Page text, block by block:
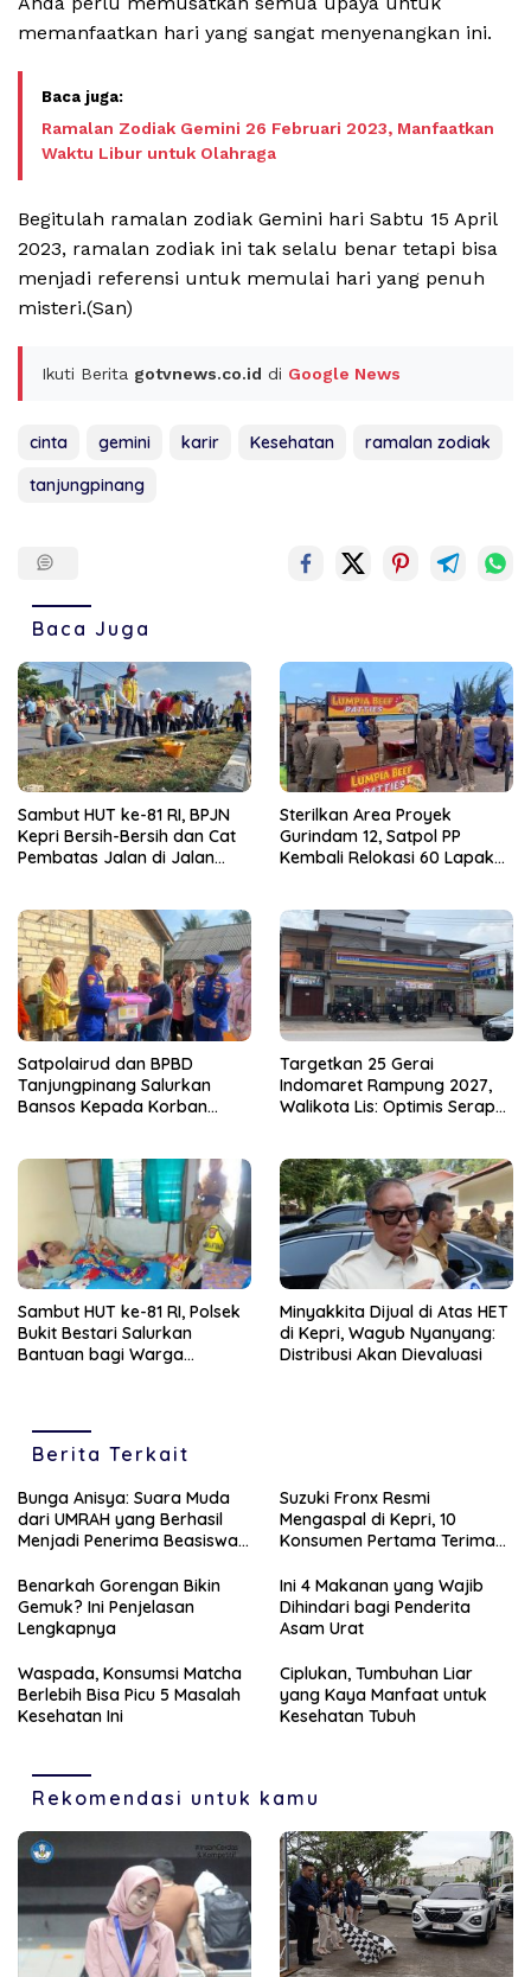
memanfaatkan hari yang sangat menyenangkan ini.
Ramalan Zodiak Gemini 26 Februari 2023, Manfaatkan
Waktu Libur untuk Olahraga
Begitulah ramalan zodiak Gemini hari Sabtu 15 April
2023, ramalan zodiak ini tak selalu benar tetapi bisa
menjadi referensi untuk memulai hari yang penuh
misteri.(San)
Ikuti Berita gotvnews.co.id di Google News
cinta gemini karir Kesehatan
ramalan zodiak
tanjungpinang
Baca Juga
Sambut HUT ke-81 RI, BPJN
Kepri Bersih-Bersih dan Cat
Pembatas Jalan di Jalan
Sterilkan Area Proyek
Gurindam 12, Satpol PP
Kembali Relokasi 60 Lapak
Satpolairud dan BPBD
Tanjungpinang Salurkan
Bansos Kepada Korban
Targetkan 25 Gerai
Indomaret Rampung 2027,
Walikota Lis: Optimis Serap
Sambut HUT ke-81 RI, Polsek
Bukit Bestari Salurkan
Bantuan bagi Warga
Minyakkita Dijual di Atas HET
di Kepri, Wagub Nyanyang:
Distribusi Akan Dievaluasi
Berita Terkait
Bunga Anisya: Suara Muda
dari UMRAH yang Berhasil
Menjadi Penerima Beasiswa
Suzuki Fronx Resmi
Mengaspal di Kepri, 10
Konsumen Pertama Terima
Benarkah Gorengan Bikin
Gemuk? Ini Penjelasan
Lengkapnya
Ini 4 Makanan yang Wajib
Dihindari bagi Penderita
Asam Urat
Waspada, Konsumsi Matcha
Berlebih Bisa Picu 5 Masalah
Kesehatan Ini
Ciplukan, Tumbuhan Liar
yang Kaya Manfaat untuk
Kesehatan Tubuh
Rekomendasi untuk kamu